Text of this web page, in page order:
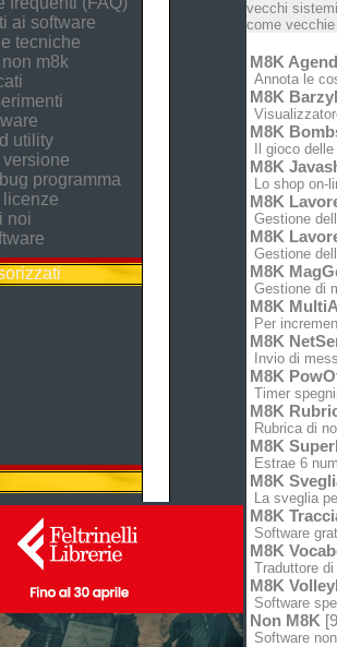
ai software
tecniche
m8k
utility
programma
noi
vecchi
come
M8K
Annota le
M8K
M8K
Il gioco
M8K
Lo shop on-
M8K
Gestione
M8K
Gestione
M8K
Gestione di
M8K
Per
M8K
Invio di
M8K
Timer
M8K
Rubrica di
M8K
Estrae 6
M8K
La sveglia
M8K
Software
M8K
Traduttore
M8K
Software
Non M8K
Software